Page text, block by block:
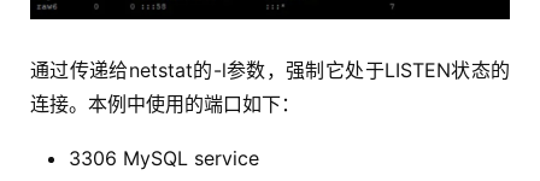
通过传递给netstat的-l参数，强制它处于LISTEN状态的
连接。本例中使用的端口如下：
3306 MySQL service